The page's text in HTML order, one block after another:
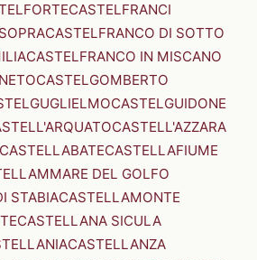
CASTELFRANCI
CASTELFRANCO DI SOTTO
CASTELFRANCO IN MISCANO
CASTELGOMBERTO
CASTELGUIDONE
CASTELL'AZZARA
CASTELLABATECASTELLAFIUME
DEL GOLFO
STABIACASTELLAMONTE
CASTELLANA SICULA
CASTELLANZA